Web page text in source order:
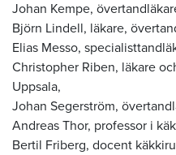
Johan Kempe,
Björn Lindell, läkare,
Elias Messo,
Christopher Riben, läkare
Uppsala,
Johan Segerström,
Andreas Thor, professor i
Bertil Friberg, docent